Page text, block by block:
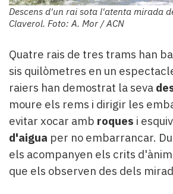
Descens d'un rai sota l'atenta mirada
Claverol. Foto: A. Mor / ACN
Quatre rais de tres trams han
sis quilòmetres en un
raiers han demostrat la seva
moure els rems i dirigir les
evitar xocar amb roques i
d'aigua per no embarrancar.
els acompanyen els crits
que els observen des dels